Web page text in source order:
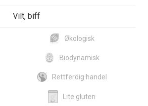
Vilt, biff
Økologisk
Biodynamisk
Rettferdig handel
Lite gluten